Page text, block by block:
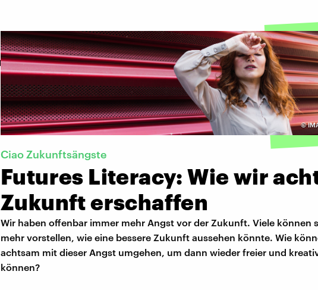
©
Ciao Zukunftsängste
Futures Literacy: Wie wir
Zukunft erschaffen
Wir haben offenbar immer mehr Angst vor der Zukunft. Viele können
mehr vorstellen, wie eine bessere Zukunft aussehen könnte. Wie
achtsam mit dieser Angst umgehen, um dann wieder freier und
können?